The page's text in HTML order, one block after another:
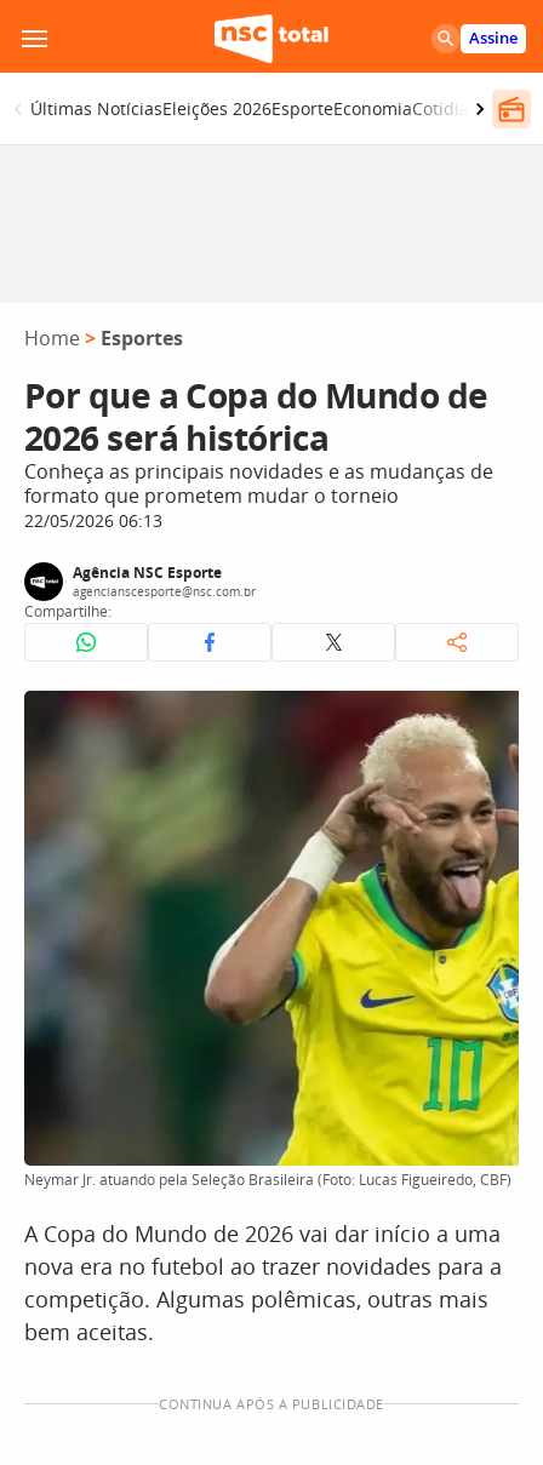
para
o
conteúdo
Assine
Últimas NotíciasEleições 2026EsporteEconomiaCotidiano
Home > Esportes
Por que a Copa do Mundo de
2026 será histórica
Conheça as principais novidades e as mudanças de
formato que prometem mudar o torneio
22/05/2026 06:13
Agência NSC Esporte
agencianscesporte@nsc.com.br
Compartilhe:
Neymar Jr. atuando pela Seleção Brasileira (Foto: Lucas Figueiredo, CBF)
A Copa do Mundo de 2026 vai dar início a uma
nova era no futebol ao trazer novidades para a
competição. Algumas polêmicas, outras mais
bem aceitas.
CONTINUA APÓS A PUBLICIDADE